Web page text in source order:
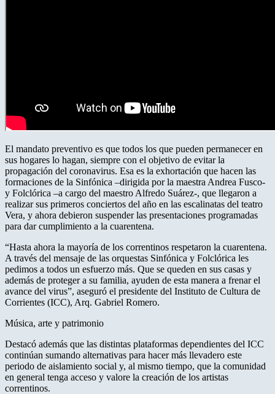
El mandato preventivo es que todos los que pueden permanecer en
sus hogares lo hagan, siempre con el objetivo de evitar la
propagación del coronavirus. Esa es la exhortación que hacen las
formaciones de la Sinfónica –dirigida por la maestra Andrea Fusco-
y Folclórica –a cargo del maestro Alfredo Suárez-, que llegaron a
realizar sus primeros conciertos del año en las escalinatas del teatro
Vera, y ahora debieron suspender las presentaciones programadas
para dar cumplimiento a la cuarentena.
“Hasta ahora la mayoría de los correntinos respetaron la cuarentena.
A través del mensaje de las orquestas Sinfónica y Folclórica les
pedimos a todos un esfuerzo más. Que se queden en sus casas y
además de proteger a su familia, ayuden de esta manera a frenar el
avance del virus”, aseguró el presidente del Instituto de Cultura de
Corrientes (ICC), Arq. Gabriel Romero.
Música, arte y patrimonio
Destacó además que las distintas plataformas dependientes del ICC
continúan sumando alternativas para hacer más llevadero este
periodo de aislamiento social y, al mismo tiempo, que la comunidad
en general tenga acceso y valore la creación de los artistas
correntinos.